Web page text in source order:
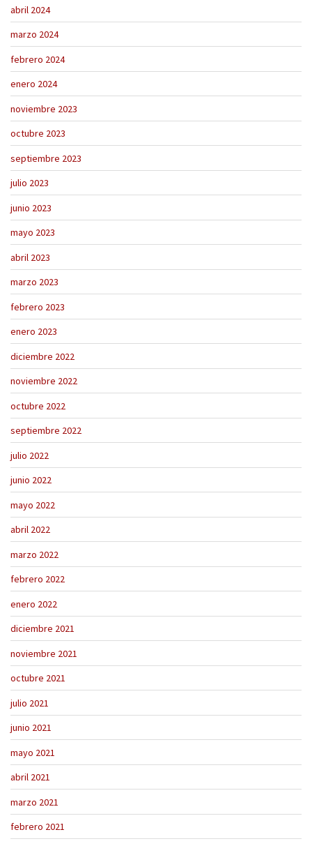
abril 2024
marzo 2024
febrero 2024
enero 2024
noviembre 2023
octubre 2023
septiembre 2023
julio 2023
junio 2023
mayo 2023
abril 2023
marzo 2023
febrero 2023
enero 2023
diciembre 2022
noviembre 2022
octubre 2022
septiembre 2022
julio 2022
junio 2022
mayo 2022
abril 2022
marzo 2022
febrero 2022
enero 2022
diciembre 2021
noviembre 2021
octubre 2021
julio 2021
junio 2021
mayo 2021
abril 2021
marzo 2021
febrero 2021